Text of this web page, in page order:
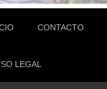
CONTACTO
LEGAL